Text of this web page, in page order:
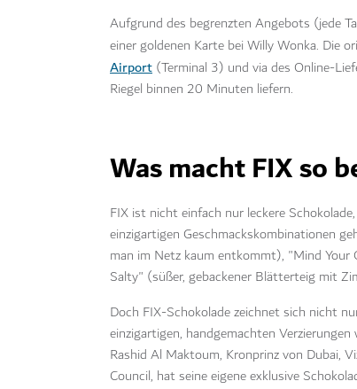
Aufgrund des begrenzten Angebots (jede
einer goldenen Karte bei Willy Wonka. Die
Airport (Terminal 3) und via des Online-
Riegel binnen 20 Minuten liefern.
Was macht FIX so
FIX ist nicht einfach nur leckere
einzigartigen Geschmackskombinationen
man im Netz kaum entkommt), "Mind
Salty" (süßer, gebackener Blätterteig mit
Doch FIX-Schokolade zeichnet sich nicht
einzigartigen, handgemachten
Rashid Al Maktoum, Kronprinz von Dubai,
Council, hat seine eigene exklusive